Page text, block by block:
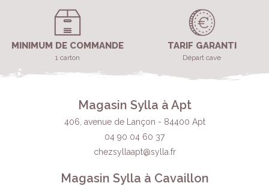
MINIMUM DE COMMANDE
1 carton
TARIF GARANTI
Départ cave
Magasin Sylla à Apt
406, avenue de Lançon - 84400 Apt
04 90 04 60 37
chezsyllaapt@sylla.fr
Magasin Sylla à Cavaillon